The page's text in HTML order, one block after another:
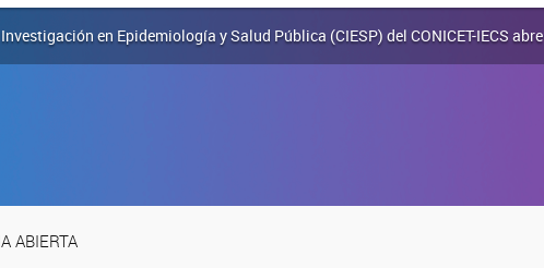
en Epidemiología y Salud Pública (CIESP) del CONICET-IECS
ABIERTA